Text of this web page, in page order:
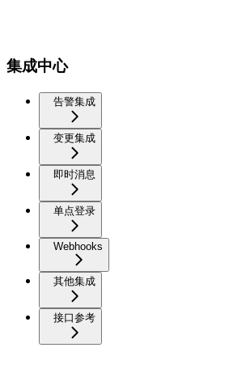
集成中心
告警集成
变更集成
即时消息
单点登录
Webhooks
其他集成
接口参考